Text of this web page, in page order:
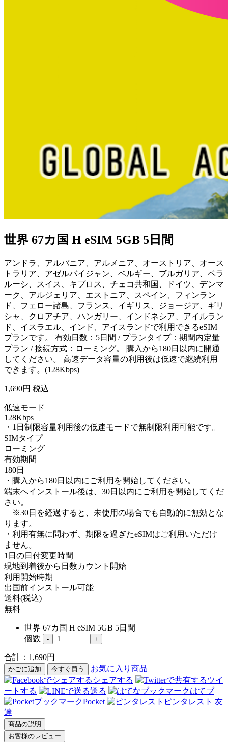
世界 67カ国 H eSIM 5GB 5日間
アンドラ、アルバニア、アルメニア、オーストリア、オース
トラリア、アゼルバイジャン、ベルギー、ブルガリア、ベラ
ルーシ、スイス、キプロス、チェコ共和国、ドイツ、デンマ
ーク、アルジェリア、エストニア、スペイン、フィンラン
ド、フェロー諸島、フランス、イギリス、ジョージア、ギリ
シャ、クロアチア、ハンガリー、インドネシア、アイルラン
ド、イスラエル、インド、アイスランドで利用できるeSIM
プランです。 有効日数：5日間 / プランタイプ：期間内定量
プラン / 接続方式：ローミング。 購入から180日以内に開通
してください。 高速データ容量の利用後は低速で継続利用
できます。(128Kbps)
1,690円 税込
低速モード
128Kbps
・1日制限容量利用後の低速モードで無制限利用可能です。
SIMタイプ
ローミング
有効期間
180日
・購入から180日以内にご利用を開始してください。
端末へインストール後は、30日以内にご利用を開始してくだ
さい。
※30日を経過すると、未使用の場合でも自動的に無効とな
ります。
・利用有無に問わず、期限を過ぎたeSIMはご利用いただけ
ません。
1日の日付変更時間
現地到着後から日数カウント開始
利用開始時期
出国前インストール可能
送料(税込)
無料
世界 67カ国 H eSIM 5GB 5日間
個数
- +
合計： 1,690円
かごに追加 今すぐ買う
お気に入り商品
シェアする
ツイ
ートする
送る
はてブ
Pocket
ピンタレスト 友
達
商品の説明
お客様のレビュー